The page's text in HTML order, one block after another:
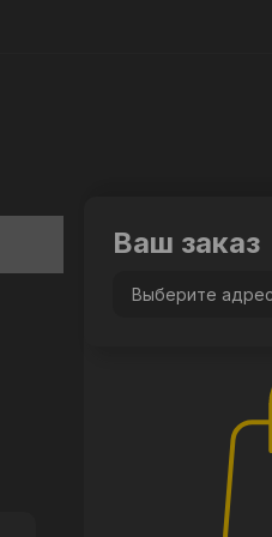
Ваш заказ
Выберите адрес